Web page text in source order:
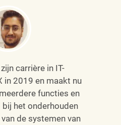
carrière in IT-
in 2019 en maakt nu
functies en
het onderhouden
de systemen van